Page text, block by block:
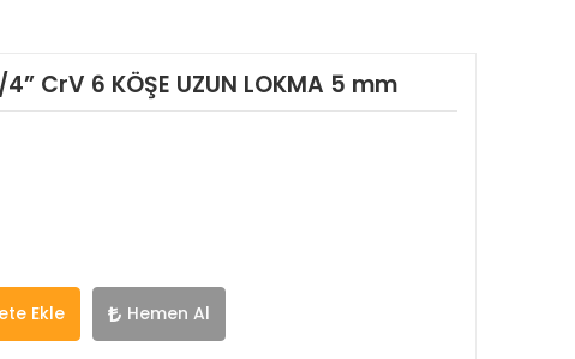
CrV 6 KÖŞE UZUN LOKMA 5 mm
Ekle Hemen Al